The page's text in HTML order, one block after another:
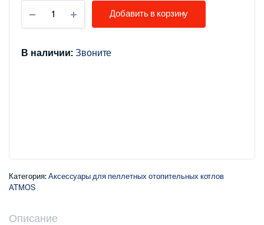
зольных
сита
D25P
Добавить в корзину
В наличии: Звоните
Категория: Аксессуары для пеллетных отопительных котлов
ATMOS
Описание